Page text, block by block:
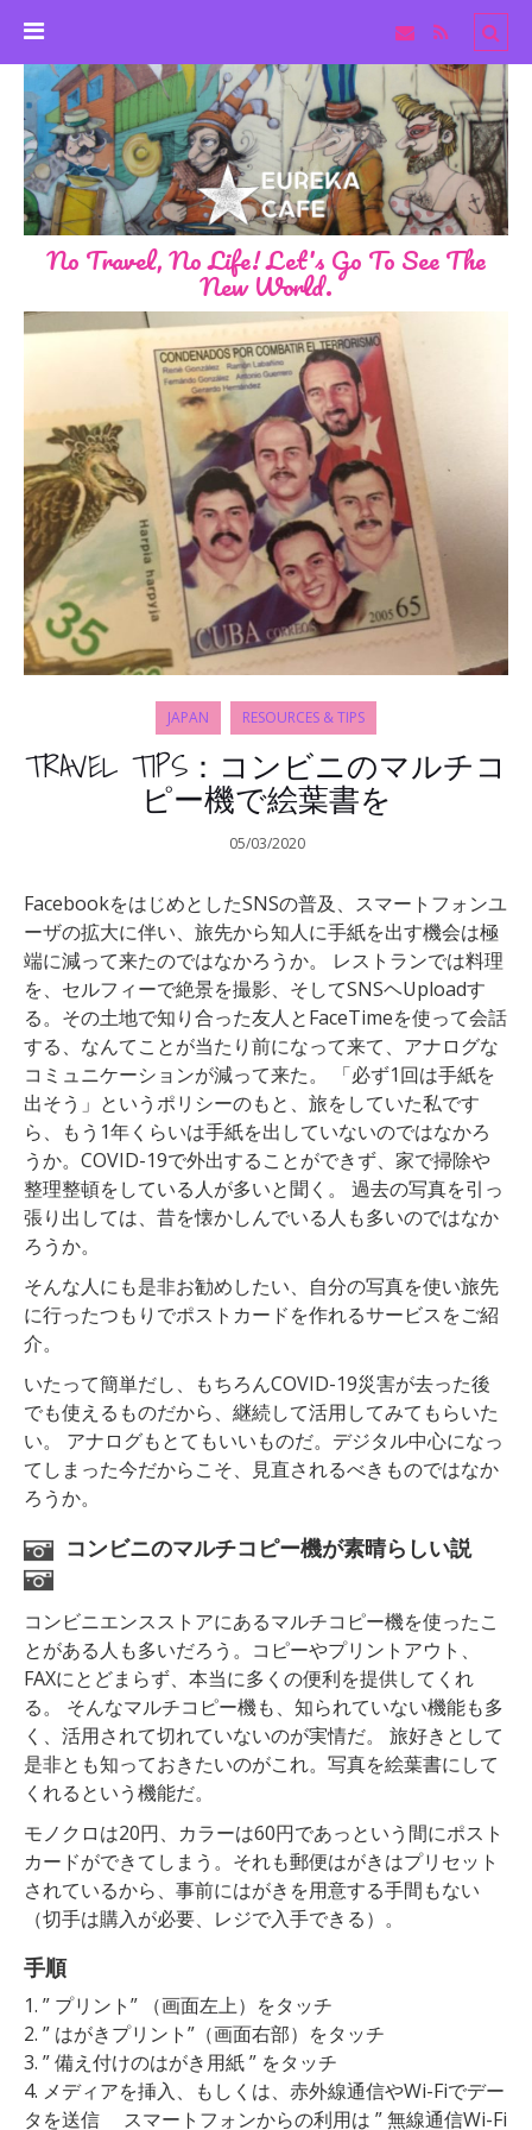
No Travel, No Life! Let's Go To See The
New World.
JAPAN RESOURCES & TIPS
TRAVEL TIPS：コンビニのマルチコ
ピー機で絵葉書を
05/03/2020
FacebookをはじめとしたSNSの普及、スマートフォンユ
ーザの拡大に伴い、旅先から知人に手紙を出す機会は極
端に減って来たのではなかろうか。 レストランでは料理
を、セルフィーで絶景を撮影、そしてSNSヘUploadす
る。その土地で知り合った友人とFaceTimeを使って会話
する、なんてことが当たり前になって来て、アナログな
コミュニケーションが減って来た。 「必ず1回は手紙を
出そう」というポリシーのもと、旅をしていた私です
ら、もう1年くらいは手紙を出していないのではなかろ
うか。COVID-19で外出することができず、家で掃除や
整理整頓をしている人が多いと聞く。 過去の写真を引っ
張り出しては、昔を懐かしんでいる人も多いのではなか
ろうか。
そんな人にも是非お勧めしたい、自分の写真を使い旅先
に行ったつもりでポストカードを作れるサービスをご紹
介。
いたって簡単だし、もちろんCOVID-19災害が去った後
でも使えるものだから、継続して活用してみてもらいた
い。 アナログもとてもいいものだ。デジタル中心になっ
てしまった今だからこそ、見直されるべきものではなか
ろうか。
コンビニのマルチコピー機が素晴らしい説
コンビニエンスストアにあるマルチコピー機を使ったこ
とがある人も多いだろう。コピーやプリントアウト、
FAXにとどまらず、本当に多くの便利を提供してくれ
る。 そんなマルチコピー機も、知られていない機能も多
く、活用されて切れていないのが実情だ。 旅好きとして
是非とも知っておきたいのがこれ。写真を絵葉書にして
くれるという機能だ。
モノクロは20円、カラーは60円であっという間にポスト
カードができてしまう。それも郵便はがきはプリセット
されているから、事前にはがきを用意する手間もない
（切手は購入が必要、レジで入手できる）。
手順
1. ” プリント” （画面左上）をタッチ
2. ” はがきプリント”（画面右部）をタッチ
3. ” 備え付けのはがき用紙 ” をタッチ
4. メディアを挿入、もしくは、赤外線通信やWi-Fiでデー
タを送信 スマートフォンからの利用は ” 無線通信Wi-Fi